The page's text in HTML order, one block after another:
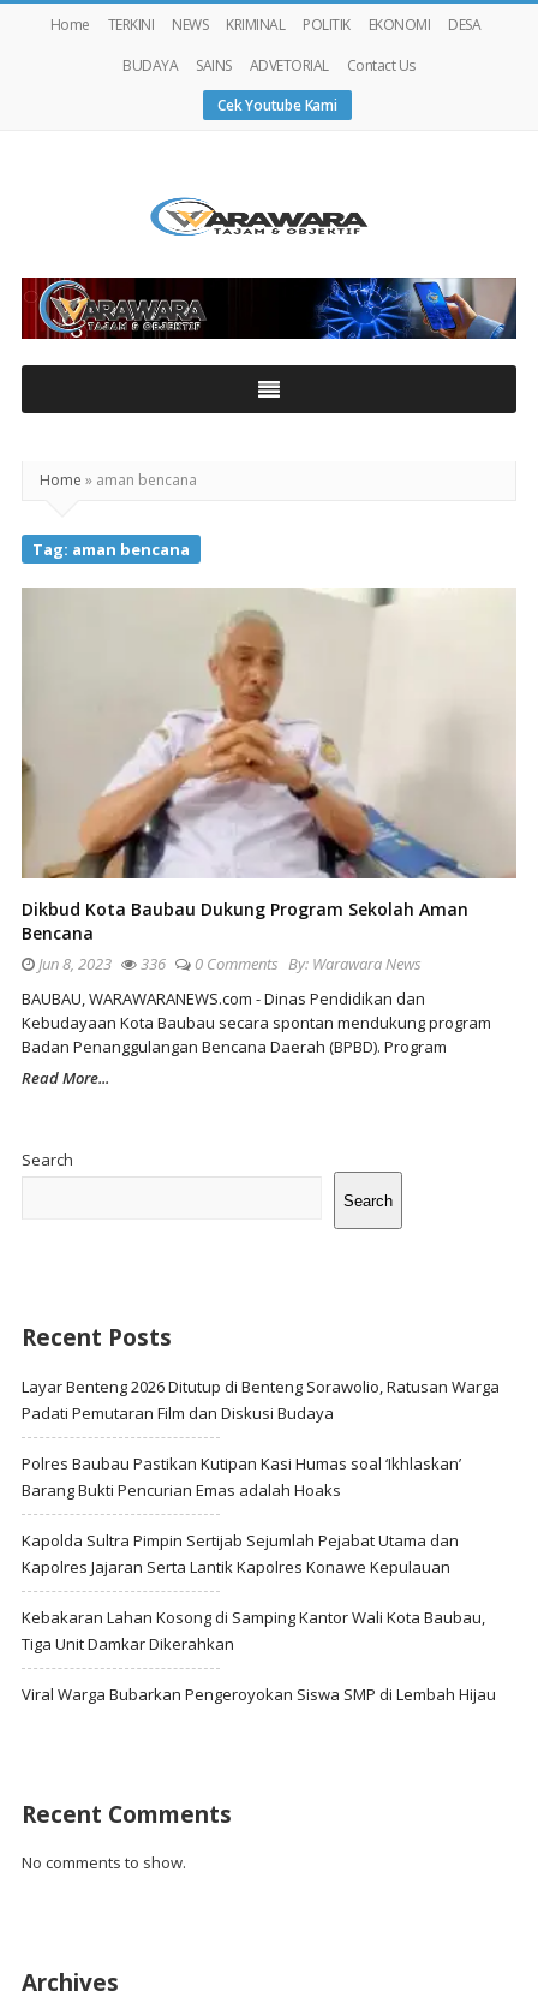
Home TERKINI NEWS KRIMINAL POLITIK EKONOMI
DESA
BUDAYA
SAINS ADVETORIAL
Contact Us
Cek Youtube Kami
Warawaranews
Home » aman bencana
Tag: aman bencana
Dikbud Kota Baubau Dukung Program Sekolah Aman
Bencana
Jun 8, 2023 336 0 Comments By: Warawara News
BAUBAU, WARAWARANEWS.com - Dinas Pendidikan dan
Kebudayaan Kota Baubau secara spontan mendukung program
Badan Penanggulangan Bencana Daerah (BPBD). Program
Read More...
Search
Search
Recent Posts
Layar Benteng 2026 Ditutup di Benteng Sorawolio, Ratusan Warga
Padati Pemutaran Film dan Diskusi Budaya
Polres Baubau Pastikan Kutipan Kasi Humas soal ‘Ikhlaskan’
Barang Bukti Pencurian Emas adalah Hoaks
Kapolda Sultra Pimpin Sertijab Sejumlah Pejabat Utama dan
Kapolres Jajaran Serta Lantik Kapolres Konawe Kepulauan
Kebakaran Lahan Kosong di Samping Kantor Wali Kota Baubau,
Tiga Unit Damkar Dikerahkan
Viral Warga Bubarkan Pengeroyokan Siswa SMP di Lembah Hijau
Recent Comments
No comments to show.
Archives